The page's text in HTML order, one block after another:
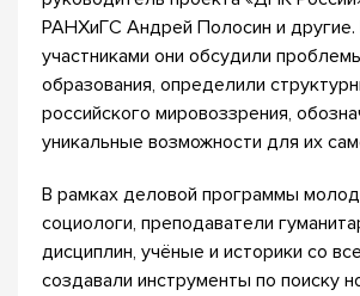
РАНХиГС Андрей Полосин и другие.
участниками они обсудили
образования, определили
российского мировоззрения,
уникальные возможности для их
В рамках деловой программы
социологи, преподаватели
дисциплин, учёные и историки со
создавали инструменты по поиску